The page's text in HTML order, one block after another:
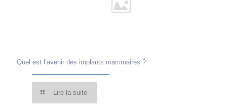
Quel est l’avenir des implants mammaires ?
Lire la suite